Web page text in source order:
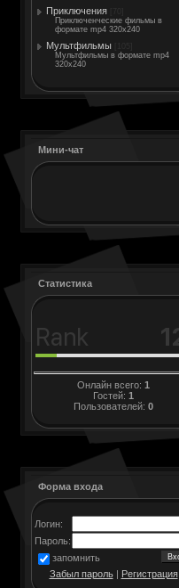
Приключения
Приключенческие фильмы в
формате mp4 320x240
Мультфильмы
Мультфильмы в формате mp4
320x240
Мини-чат
Статистика
Онлайн всего: 1
Гостей: 1
Пользователей: 0
Форма входа
Логин:
Пароль:
запомнить
Забыл пароль| Регистрация